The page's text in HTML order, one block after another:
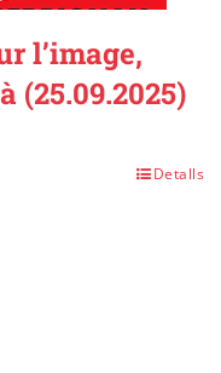
l’image,
(25.09.2025)
Detalls